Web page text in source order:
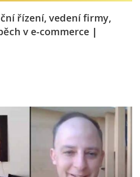
řízení, vedení firmy,
v e-commerce |